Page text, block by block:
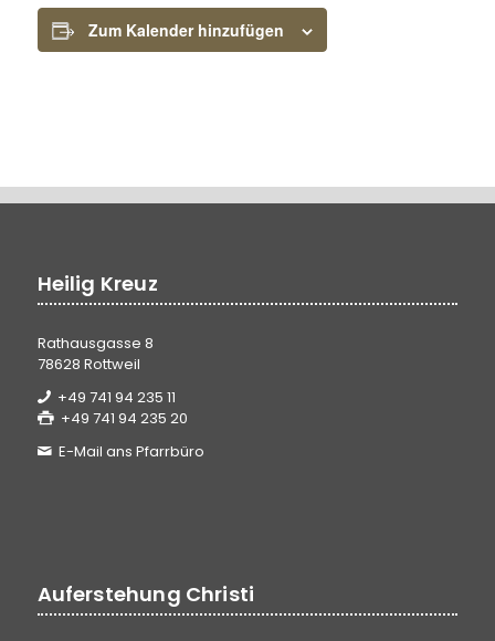
Zum Kalender hinzufügen
Heilig Kreuz
Rathausgasse 8
78628 Rottweil
+49 741 94 235 11
+49 741 94 235 20
E-Mail ans Pfarrbüro
Auferstehung Christi